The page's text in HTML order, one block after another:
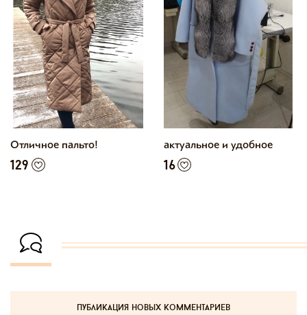
Отличное пальто!
129
актуальное и удобное
16
публикация новых комментариев